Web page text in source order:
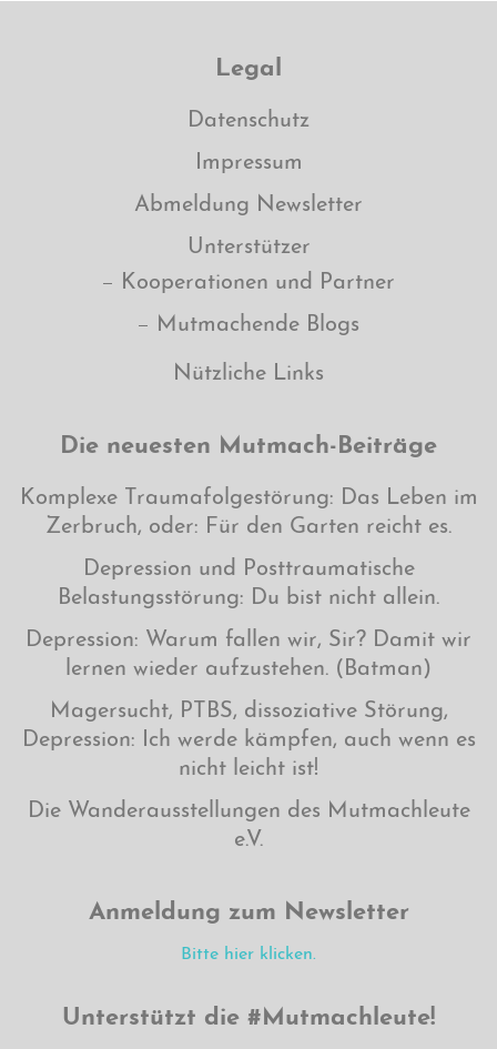
Legal
Datenschutz
Impressum
Abmeldung Newsletter
Unterstützer
Kooperationen und Partner
Mutmachende Blogs
Nützliche Links
Die neuesten Mutmach-Beiträge
Komplexe Traumafolgestörung: Das Leben im
Zerbruch, oder: Für den Garten reicht es.
Depression und Posttraumatische
Belastungsstörung: Du bist nicht allein.
Depression: Warum fallen wir, Sir? Damit wir
lernen wieder aufzustehen. (Batman)
Magersucht, PTBS, dissoziative Störung,
Depression: Ich werde kämpfen, auch wenn es
nicht leicht ist!
Die Wanderausstellungen des Mutmachleute
e.V.
Anmeldung zum Newsletter
Bitte hier klicken.
Unterstützt die #Mutmachleute!